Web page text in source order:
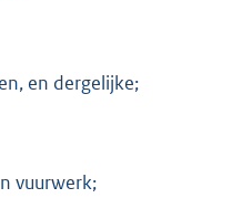
en dergelijke;
vuurwerk;